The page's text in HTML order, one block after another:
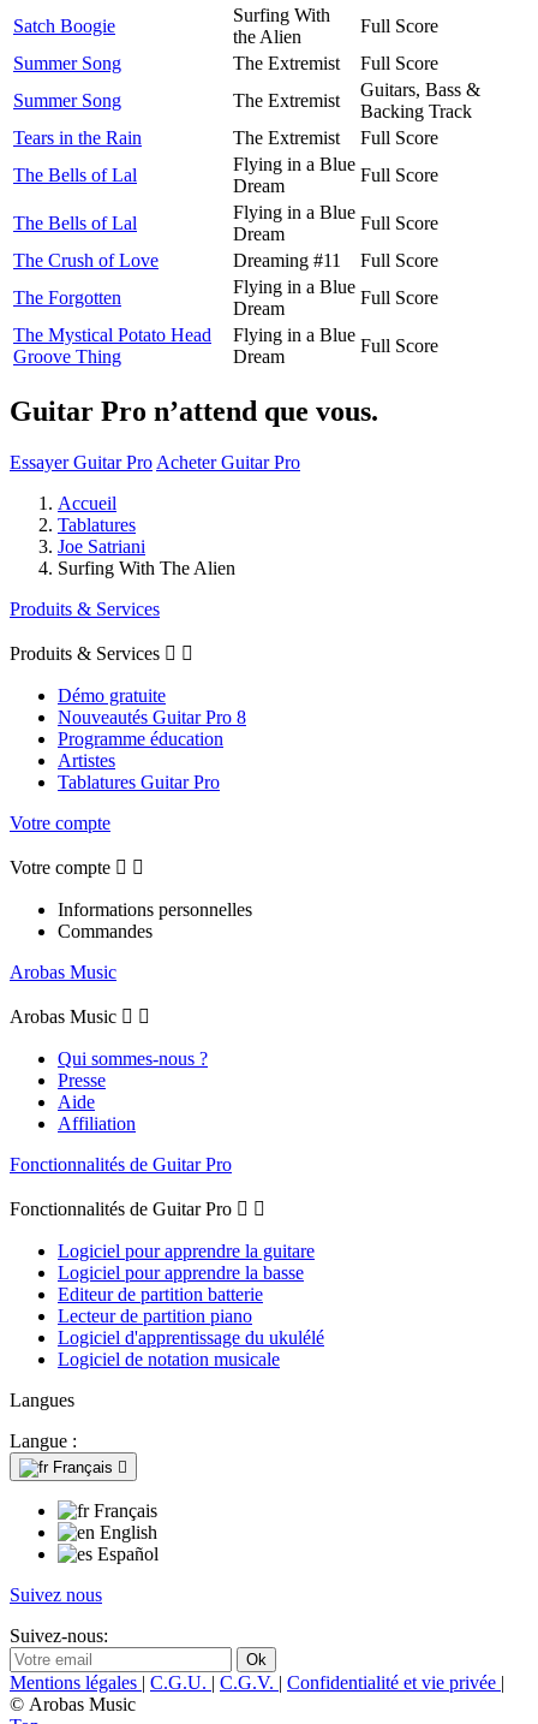
Satch Boogie
Surfing With
the Alien
Full Score
Summer Song
The Extremist
Full Score
Summer Song
The Extremist
Guitars, Bass &
Backing Track
Tears in the Rain
The Extremist
Full Score
The Bells of Lal
Flying in a Blue
Dream
Full Score
The Bells of Lal
Flying in a Blue
Dream
Full Score
The Crush of Love
Dreaming #11
Full Score
The Forgotten
Flying in a Blue
Dream
Full Score
The Mystical Potato Head
Groove Thing
Flying in a Blue
Dream
Full Score
Guitar Pro n’attend que vous.
Essayer Guitar Pro Acheter Guitar Pro
Accueil
Tablatures
Joe Satriani
Surfing With The Alien
Produits & Services
Produits & Services  
Démo gratuite
Nouveautés Guitar Pro 8
Programme éducation
Artistes
Tablatures Guitar Pro
Votre compte
Votre compte  
Informations personnelles
Commandes
Arobas Music
Arobas Music  
Qui sommes-nous ?
Presse
Aide
Affiliation
Fonctionnalités de Guitar Pro
Fonctionnalités de Guitar Pro  
Logiciel pour apprendre la guitare
Logiciel pour apprendre la basse
Editeur de partition batterie
Lecteur de partition piano
Logiciel d'apprentissage du ukulélé
Logiciel de notation musicale
Langues
Langue :
Français 
Français
English
Español
Suivez nous
Suivez-nous:
Mentions légales | C.G.U. | C.G.V. | Confidentialité et vie privée |
© Arobas Music